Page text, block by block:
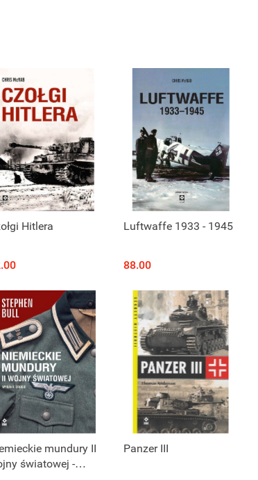
Hitlera Luftwaffe 1933 - 1945
88.00
mundury II
światowej -
Panzer III